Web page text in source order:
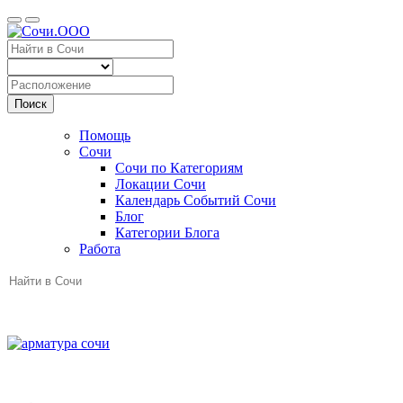
Поиск
Помощь
Сочи
Сочи по Категориям
Локации Сочи
Календарь Событий Сочи
Блог
Категории Блога
Работа